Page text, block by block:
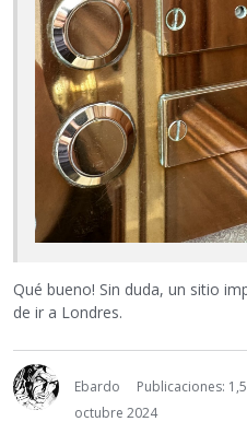
Qué bueno! Sin duda, un sitio
de ir a Londres.
Ebardo
Publicaciones:
octubre 2024